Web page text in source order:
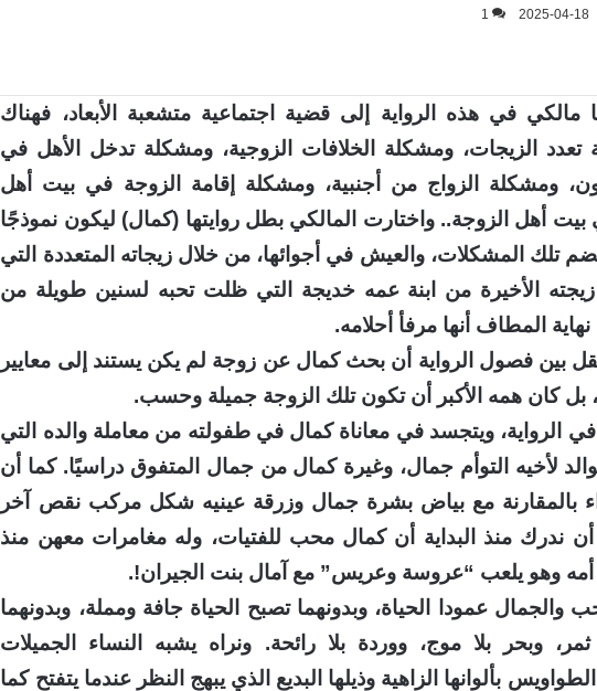
2025-04-18
1
مالكي في هذه الرواية إلى قضية اجتماعية متشعبة الأبعاد، فهناك
الزيجات، ومشكلة الخلافات الزوجية، ومشكلة تدخل الأهل في
ومشكلة الزواج من أجنبية، ومشكلة إقامة الزوجة في بيت أهل
بيت أهل الزوجة.. واختارت المالكي بطل روايتها (كمال) ليكون نموذجًا
المشكلات، والعيش في أجوائها، من خلال زيجاته المتعددة التي
الأخيرة من ابنة عمه خديجة التي ظلت تحبه لسنين طويلة من
المطاف أنها مرفأ أحلامه.
بين فصول الرواية أن بحث كمال عن زوجة لم يكن يستند إلى معايير
بل كان همه الأكبر أن تكون تلك الزوجة جميلة وحسب.
الرواية، ويتجسد في معاناة كمال في طفولته من معاملة والده التي
لأخيه التوأم جمال، وغيرة كمال من جمال المتفوق دراسيًا. كما أن
بالمقارنة مع بياض بشرة جمال وزرقة عينيه شكل مركب نقص آخر
ندرك منذ البداية أن كمال محب للفتيات، وله مغامرات معهن منذ
أمه وهو يلعب “عروسة وعريس” مع آمال بنت الجيران!.
والجمال عمودا الحياة، وبدونهما تصبح الحياة جافة ومملة، وبدونهما
وبحر بلا موج، ووردة بلا رائحة. ونراه يشبه النساء الجميلات
بألوانها الزاهية وذيلها البديع الذي يبهج النظر عندما يتفتح كما